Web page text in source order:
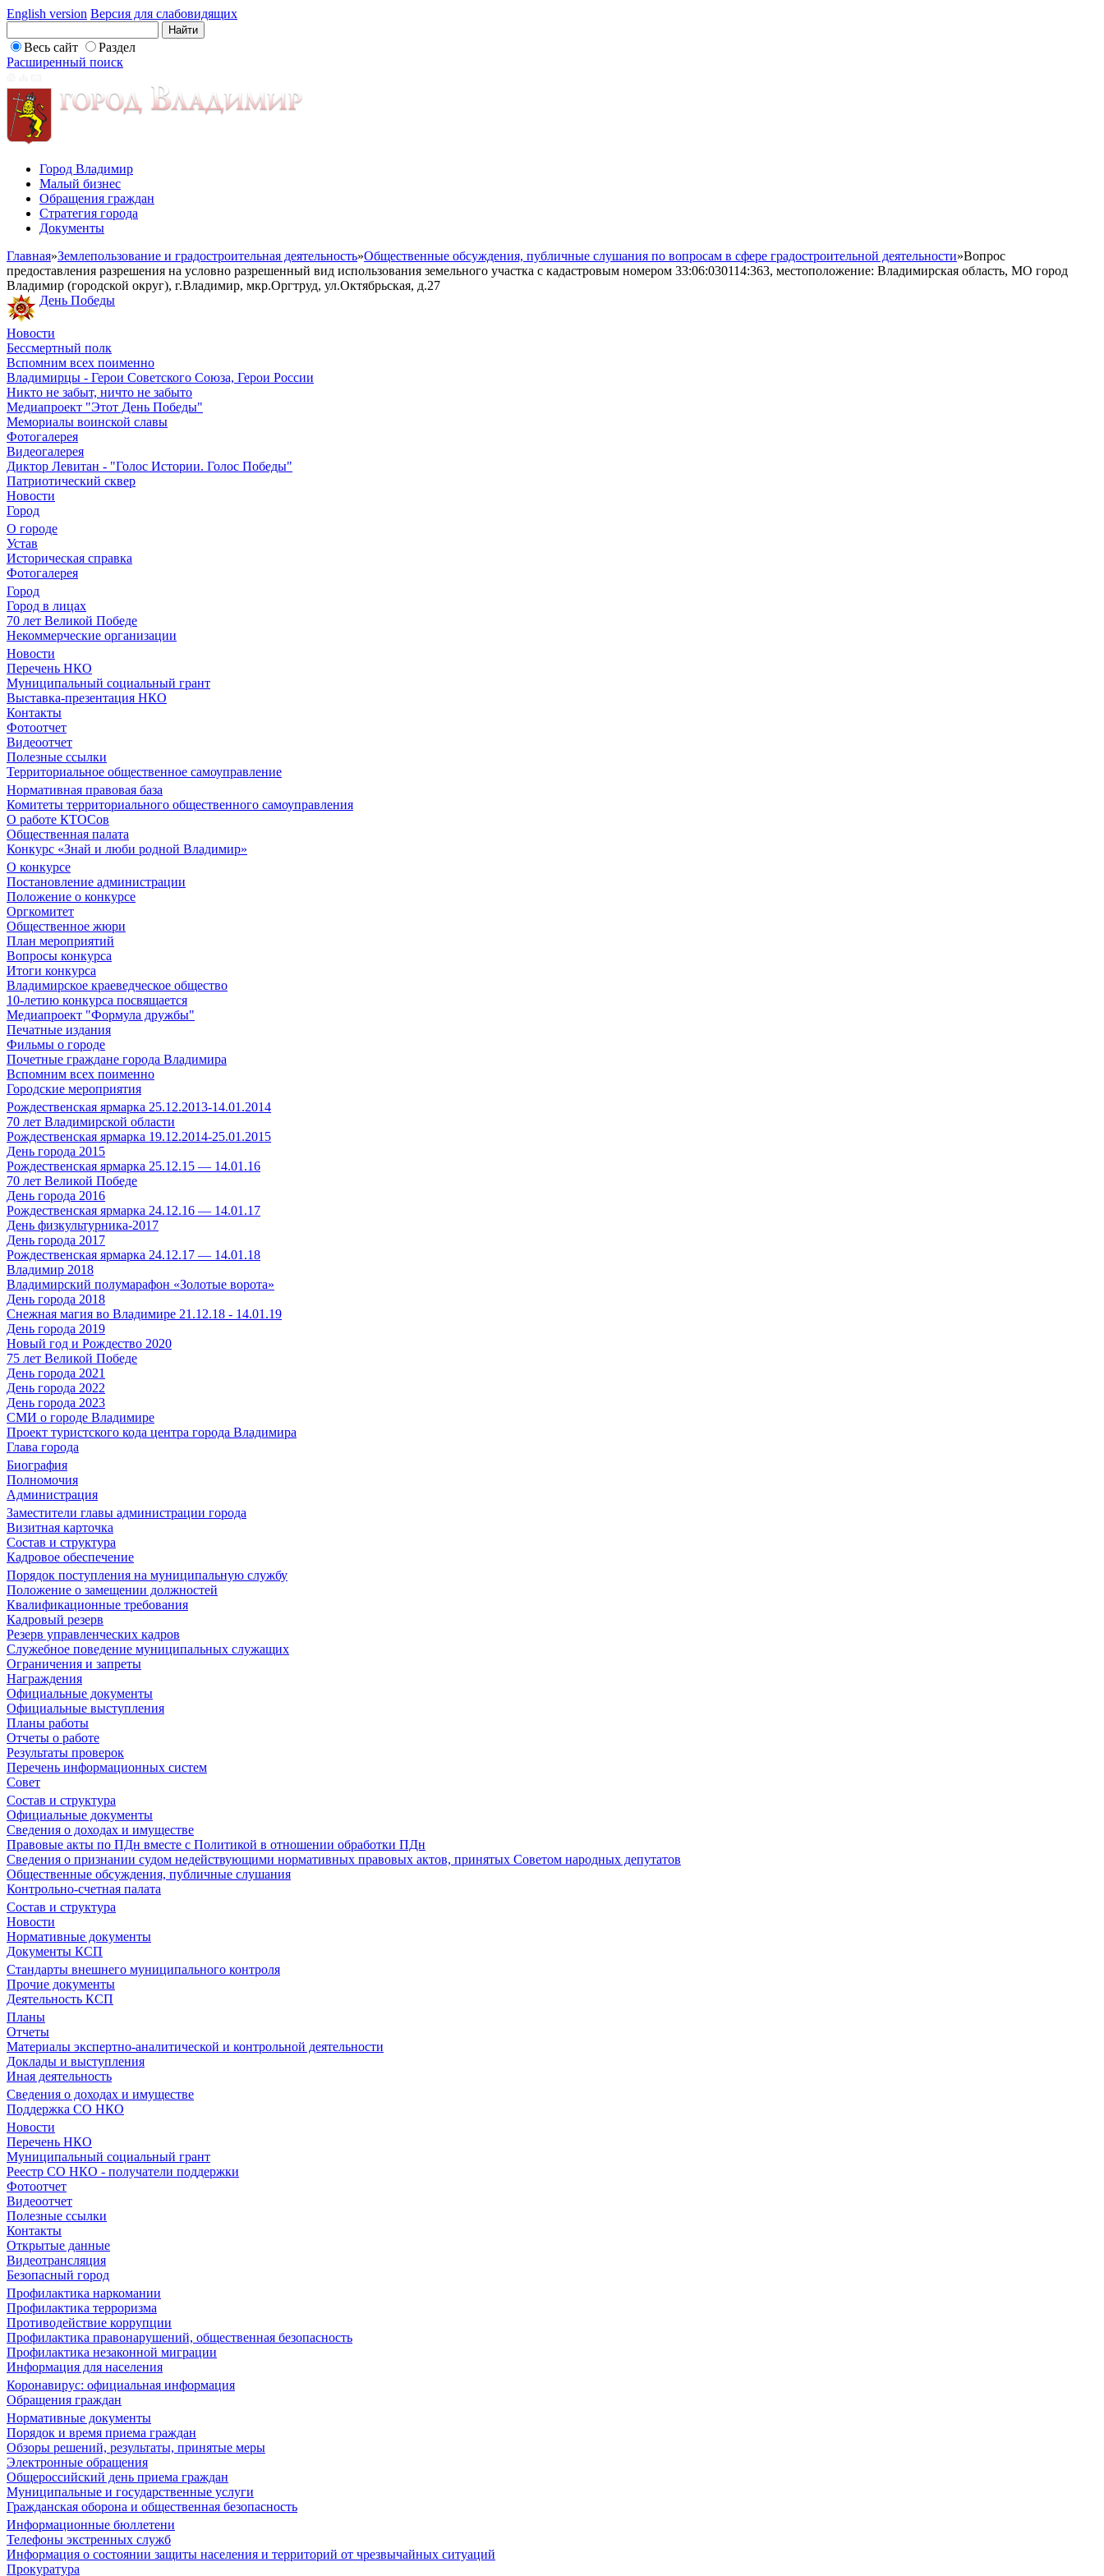
English version Версия для слабовидящих
Весь сайт
Раздел
Расширенный поиск
Город Владимир
Малый бизнес
Обращения граждан
Стратегия города
Документы
Главная»Землепользование и градостроительная деятельность»Общественные обсуждения, публичные слушания по вопросам в сфере градостроительной деятельности»Вопрос
предоставления разрешения на условно разрешенный вид использования земельного участка с кадастровым номером 33:06:030114:363, местоположение: Владимирская область, МО город
Владимир (городской округ), г.Владимир, мкр.Оргтруд, ул.Октябрьская, д.27
День Победы
Новости
Бессмертный полк
Вспомним всех поименно
Владимирцы - Герои Советского Союза, Герои России
Никто не забыт, ничто не забыто
Медиапроект "Этот День Победы"
Мемориалы воинской славы
Фотогалерея
Видеогалерея
Диктор Левитан - "Голос Истории. Голос Победы"
Патриотический сквер
Новости
Город
О городе
Устав
Историческая справка
Фотогалерея
Город
Город в лицах
70 лет Великой Победе
Некоммерческие организации
Новости
Перечень НКО
Муниципальный социальный грант
Выставка-презентация НКО
Контакты
Фотоотчет
Видеоотчет
Полезные ссылки
Территориальное общественное самоуправление
Нормативная правовая база
Комитеты территориального общественного самоуправления
О работе КТОСов
Общественная палата
Конкурс «Знай и люби родной Владимир»
О конкурсе
Постановление администрации
Положение о конкурсе
Оргкомитет
Общественное жюри
План мероприятий
Вопросы конкурса
Итоги конкурса
Владимирское краеведческое общество
10-летию конкурса посвящается
Медиапроект "Формула дружбы"
Печатные издания
Фильмы о городе
Почетные граждане города Владимира
Вспомним всех поименно
Городские мероприятия
Рождественская ярмарка 25.12.2013-14.01.2014
70 лет Владимирской области
Рождественская ярмарка 19.12.2014-25.01.2015
День города 2015
Рождественская ярмарка 25.12.15 — 14.01.16
70 лет Великой Победе
День города 2016
Рождественская ярмарка 24.12.16 — 14.01.17
День физкультурника-2017
День города 2017
Рождественская ярмарка 24.12.17 — 14.01.18
Владимир 2018
Владимирский полумарафон «Золотые ворота»
День города 2018
Снежная магия во Владимире 21.12.18 - 14.01.19
День города 2019
Новый год и Рождество 2020
75 лет Великой Победе
День города 2021
День города 2022
День города 2023
СМИ о городе Владимире
Проект туристского кода центра города Владимира
Глава города
Биография
Полномочия
Администрация
Заместители главы администрации города
Визитная карточка
Состав и структура
Кадровое обеспечение
Порядок поступления на муниципальную службу
Положение о замещении должностей
Квалификационные требования
Кадровый резерв
Резерв управленческих кадров
Служебное поведение муниципальных служащих
Ограничения и запреты
Награждения
Официальные документы
Официальные выступления
Планы работы
Отчеты о работе
Результаты проверок
Перечень информационных систем
Совет
Состав и структура
Официальные документы
Сведения о доходах и имуществе
Правовые акты по ПДн вместе с Политикой в отношении обработки ПДн
Сведения о признании судом недействующими нормативных правовых актов, принятых Советом народных депутатов
Общественные обсуждения, публичные слушания
Контрольно-счетная палата
Состав и структура
Новости
Нормативные документы
Документы КСП
Стандарты внешнего муниципального контроля
Прочие документы
Деятельность КСП
Планы
Отчеты
Материалы экспертно-аналитической и контрольной деятельности
Доклады и выступления
Иная деятельность
Сведения о доходах и имуществе
Поддержка СО НКО
Новости
Перечень НКО
Муниципальный социальный грант
Реестр СО НКО - получатели поддержки
Фотоотчет
Видеоотчет
Полезные ссылки
Контакты
Открытые данные
Видеотрансляция
Безопасный город
Профилактика наркомании
Профилактика терроризма
Противодействие коррупции
Профилактика правонарушений, общественная безопасность
Профилактика незаконной миграции
Информация для населения
Коронавирус: официальная информация
Обращения граждан
Нормативные документы
Порядок и время приема граждан
Обзоры решений, результаты, принятые меры
Электронные обращения
Общероссийский день приема граждан
Муниципальные и государственные услуги
Гражданская оборона и общественная безопасность
Информационные бюллетени
Телефоны экстренных служб
Информация о состоянии защиты населения и территорий от чрезвычайных ситуаций
Прокуратура